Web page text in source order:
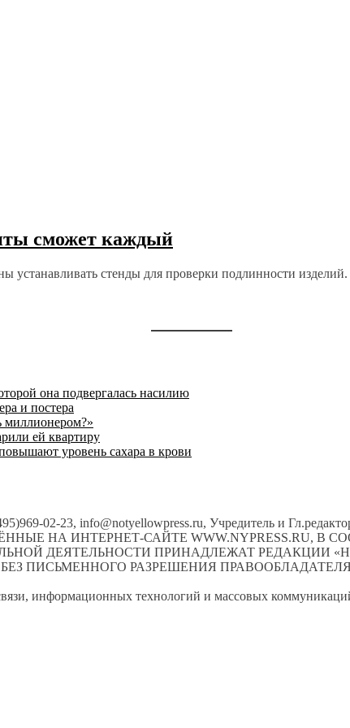
сможет каждый
устанавливать стенды для проверки подлинности изделий.
она подвергалась насилию
и постера
миллионером?»
ей квартиру
уровень сахара в крови
02-23, info@notyellowpress.ru, Учредитель и
НА ИНТЕРНЕТ-САЙТЕ WWW.NYPRESS.RU, В
ДЕЯТЕЛЬНОСТИ ПРИНАДЛЕЖАТ РЕДАКЦИИ
ПИСЬМЕННОГО РАЗРЕШЕНИЯ
информационных технологий и массовых